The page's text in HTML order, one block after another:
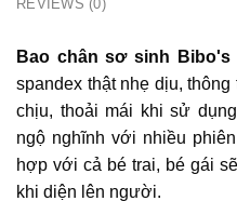
REVIEWS (0)
Bao chân sơ sinh Bibo's
spandex thật nhẹ dịu,
chịu, thoải mái khi sử
ngộ nghĩnh với nhiều
hợp với cả bé trai, bé gái
khi diện lên người.